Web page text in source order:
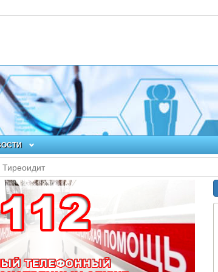
Тиреоидит